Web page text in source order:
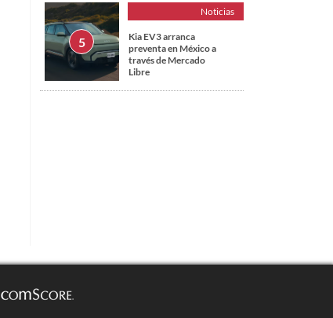
Noticias
Kia EV3 arranca
preventa en México a
través de Mercado
Libre